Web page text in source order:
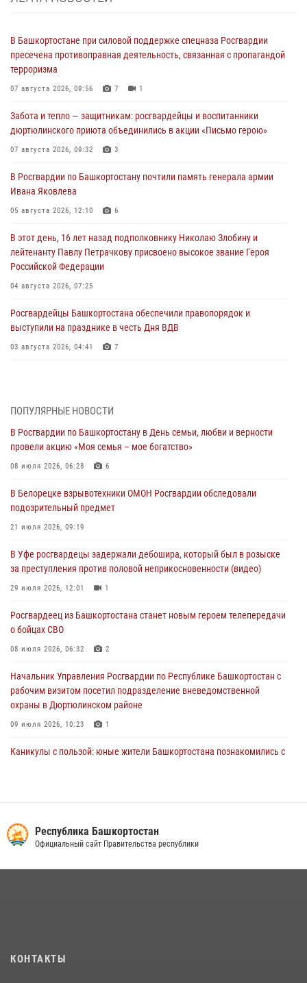
В Башкортостане при силовой поддержке спецназа Росгвардии
пресечена противоправная деятельность, связанная с пропагандой
терроризма
07 августа 2026, 09:56 7 1
Забота и тепло — защитникам: росгвардейцы и воспитанники
дюртюлинского приюта объединились в акции «Письмо герою»
07 августа 2026, 09:32 3
В Росгвардии по Башкортостану почтили память генерала армии
Ивана Яковлева
05 августа 2026, 12:10 6
В этот день, 16 лет назад подполковнику Николаю Злобину и
лейтенанту Павлу Петрачкову присвоено высокое звание Героя
Российской Федерации
04 августа 2026, 07:25
Росгвардейцы Башкортостана обеспечили правопорядок и
выступили на празднике в честь Дня ВДВ
03 августа 2026, 04:41 7
03 августа 2026, 04:30 8
В Башкирии росгвардейцы провели волейбольный турнир на
открытом воздухе
03 августа 2026, 04:29
В Уфе росгвардейцы по горячим следам задержали
подозреваемого в открытом хищении из аптеки (видео)
03 августа 2026, 04:15
Начальник отделения учёта и комплектования Росгвардии
Башкортостана ответил на вопросы граждан
30 июля 2026, 12:54
В Уфе росгвардецы задержали дебошира, который был в розыске
за преступления против половой неприкосновенности (видео)
29 июля 2026, 12:01 1
ПОПУЛЯРНЫЕ НОВОСТИ
В Росгвардии по Башкортостану в День семьи, любви и верности
провели акцию «Моя семья – мое богатство»
08 июля 2026, 06:28 6
В Белорецке взрывотехники ОМОН Росгвардии обследовали
подозрительный предмет
21 июля 2026, 09:19
В Уфе росгвардецы задержали дебошира, который был в розыске
за преступления против половой неприкосновенности (видео)
29 июля 2026, 12:01 1
Росгвардеец из Башкортостана станет новым героем телепередачи
о бойцах СВО
08 июля 2026, 06:32 2
Начальник Управления Росгвардии по Республике Башкортостан с
рабочим визитом посетил подразделение вневедомственной
охраны в Дюртюлинском районе
09 июля 2026, 10:23 1
Каникулы с пользой: юные жители Башкортостана познакомились с
угрожавшего ножом продавцу магазина
08 июля 2026, 11:22
Республика Башкортостан
Официальный сайт Правительства республики
КОНТАКТЫ